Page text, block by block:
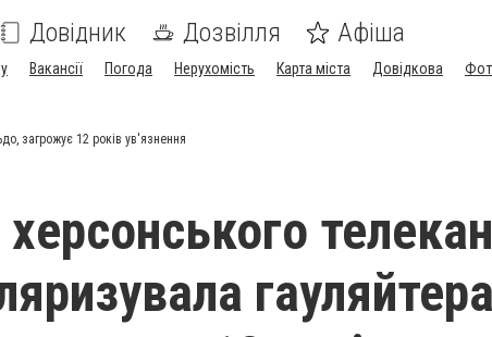
Довідник Дозвілля Афіша
Вакансії Погода Нерухомість Карта міста Довідкова
загрожує 12 років ув'язнення
гауляйтера